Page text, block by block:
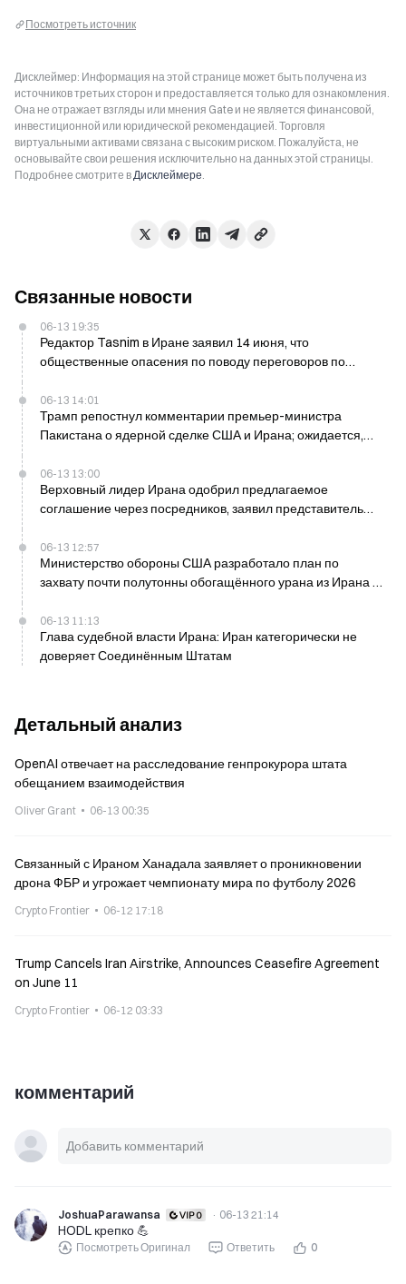
Посмотреть источник
Дисклеймер: Информация на этой странице может быть получена из
источников третьих сторон и предоставляется только для ознакомления.
Она не отражает взгляды или мнения Gate и не является финансовой,
инвестиционной или юридической рекомендацией. Торговля
виртуальными активами связана с высоким риском. Пожалуйста, не
основывайте свои решения исключительно на данных этой страницы.
Подробнее смотрите вДисклеймере.
Связанные новости
06-13 19:35
Редактор Tasnim в Иране заявил 14 июня, что
общественные опасения по поводу переговоров по
06-13 14:01
Трамп репостнул комментарии премьер-министра
Пакистана о ядерной сделке США и Ирана; ожидается,
06-13 13:00
Верховный лидер Ирана одобрил предлагаемое
соглашение через посредников, заявил представитель
06-13 12:57
Министерство обороны США разработало план по
захвату почти полутонны обогащённого урана из Ирана в
06-13 11:13
Глава судебной власти Ирана: Иран категорически не
доверяет Соединённым Штатам
Детальный анализ
OpenAI отвечает на расследование генпрокурора штата
обещанием взаимодействия
Oliver Grant 06-13 00:35
Связанный с Ираном Ханадала заявляет о проникновении
дрона ФБР и угрожает чемпионату мира по футболу 2026
Crypto Frontier 06-12 17:18
Trump Cancels Iran Airstrike, Announces Ceasefire Agreement
on June 11
Crypto Frontier 06-12 03:33
комментарий
JoshuaParawansa · 06-13 21:14
HODL крепко 💪
Посмотреть Оригинал Ответить 0